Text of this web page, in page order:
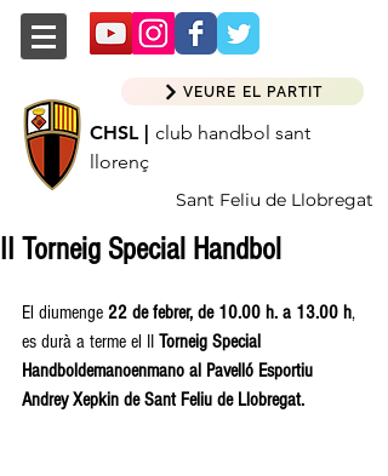
CHSL | club handbol sant
llorenç
Sant Feliu de Llobregat
VEURE EL PARTIT
II Torneig Special Handbol
El diumenge 22 de febrer, de 10.00 h. a 13.00 h,
es durà a terme el II Torneig Special
Handboldemanoenmano al Pavelló Esportiu
Andrey Xepkin de Sant Feliu de Llobregat.